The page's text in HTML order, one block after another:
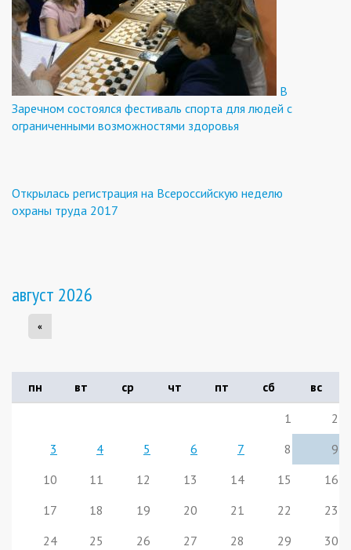
В
Заречном состоялся фестиваль спорта для людей с
ограниченными возможностями здоровья
Открылась регистрация на Всероссийскую неделю
охраны труда 2017
август 2026
«
пн вт ср чт пт сб
вс
1
2
3
4 5 6 7 8
9
10
11 12 13 14 15
16
17
18 19 20 21 22
23
24
25 26 27 28 29 30